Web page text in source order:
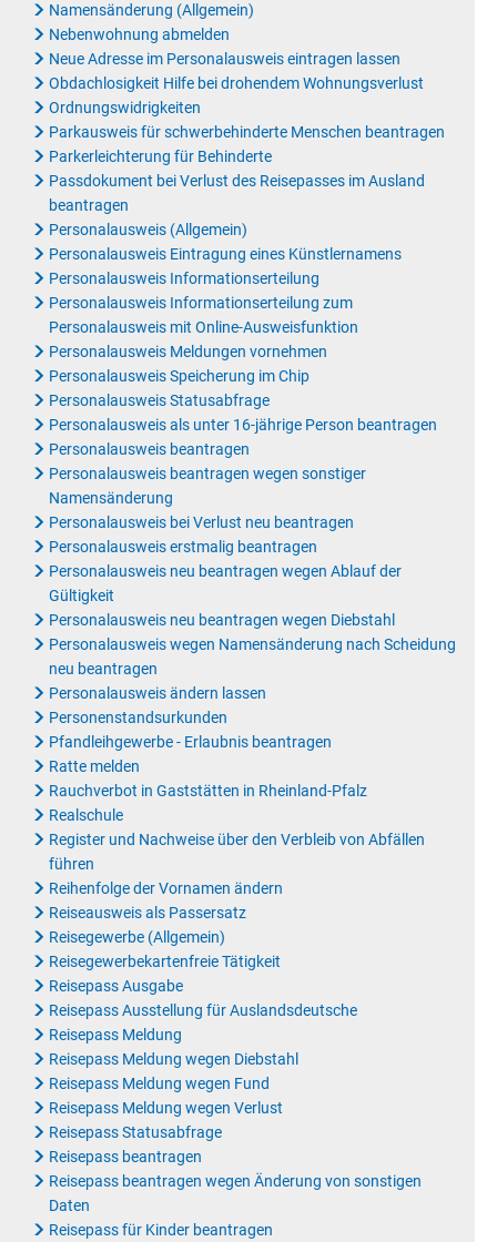
Namensänderung (Allgemein)
Nebenwohnung abmelden
Neue Adresse im Personalausweis eintragen lassen
Obdachlosigkeit Hilfe bei drohendem Wohnungsverlust
Ordnungswidrigkeiten
Parkausweis für schwerbehinderte Menschen beantragen
Parkerleichterung für Behinderte
Passdokument bei Verlust des Reisepasses im Ausland
beantragen
Personalausweis (Allgemein)
Personalausweis Eintragung eines Künstlernamens
Personalausweis Informationserteilung
Personalausweis Informationserteilung zum
Personalausweis mit Online-Ausweisfunktion
Personalausweis Meldungen vornehmen
Personalausweis Speicherung im Chip
Personalausweis Statusabfrage
Personalausweis als unter 16-jährige Person beantragen
Personalausweis beantragen
Personalausweis beantragen wegen sonstiger
Namensänderung
Personalausweis bei Verlust neu beantragen
Personalausweis erstmalig beantragen
Personalausweis neu beantragen wegen Ablauf der
Gültigkeit
Personalausweis neu beantragen wegen Diebstahl
Personalausweis wegen Namensänderung nach Scheidung
neu beantragen
Personalausweis ändern lassen
Personenstandsurkunden
Pfandleihgewerbe - Erlaubnis beantragen
Ratte melden
Rauchverbot in Gaststätten in Rheinland-Pfalz
Realschule
Register und Nachweise über den Verbleib von Abfällen
führen
Reihenfolge der Vornamen ändern
Reiseausweis als Passersatz
Reisegewerbe (Allgemein)
Reisegewerbekartenfreie Tätigkeit
Reisepass Ausgabe
Reisepass Ausstellung für Auslandsdeutsche
Reisepass Meldung
Reisepass Meldung wegen Diebstahl
Reisepass Meldung wegen Fund
Reisepass Meldung wegen Verlust
Reisepass Statusabfrage
Reisepass beantragen
Reisepass beantragen wegen Änderung von sonstigen
Daten
Reisepass für Kinder beantragen